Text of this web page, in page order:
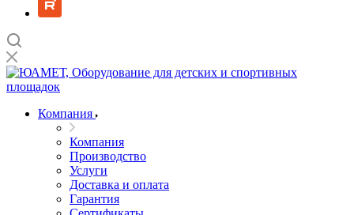
Компания
Компания
Производство
Услуги
Доставка и оплата
Гарантия